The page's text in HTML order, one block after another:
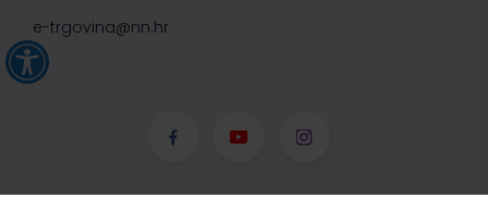
e-trgovina@nn.hr